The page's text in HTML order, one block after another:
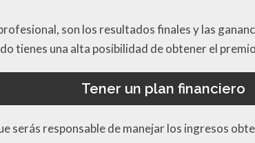
son los resultados finales y las
tienes una alta posibilidad de obtener el
Tener un plan financiero
serás responsable de manejar los ingresos